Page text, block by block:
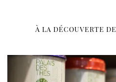
À LA DÉCOUVERTE